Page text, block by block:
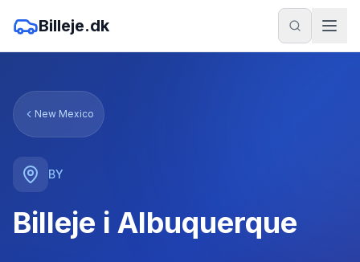
Billeje.dk
New Mexico
BY
Billeje i Albuquerque